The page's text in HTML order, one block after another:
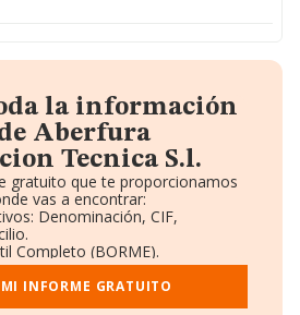
la información
Aberfura
Tecnica S.l.
gratuito que te proporcionamos
vas a encontrar:
Denominación, CIF,
Completo (BORME).
Ventas y Empleados.
y Administradores.
INFORME GRATUITO